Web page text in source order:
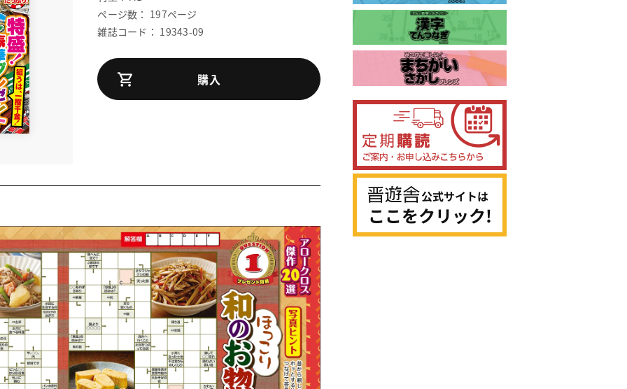
ページ数： 197ページ
雑誌コード： 19343-09
購入